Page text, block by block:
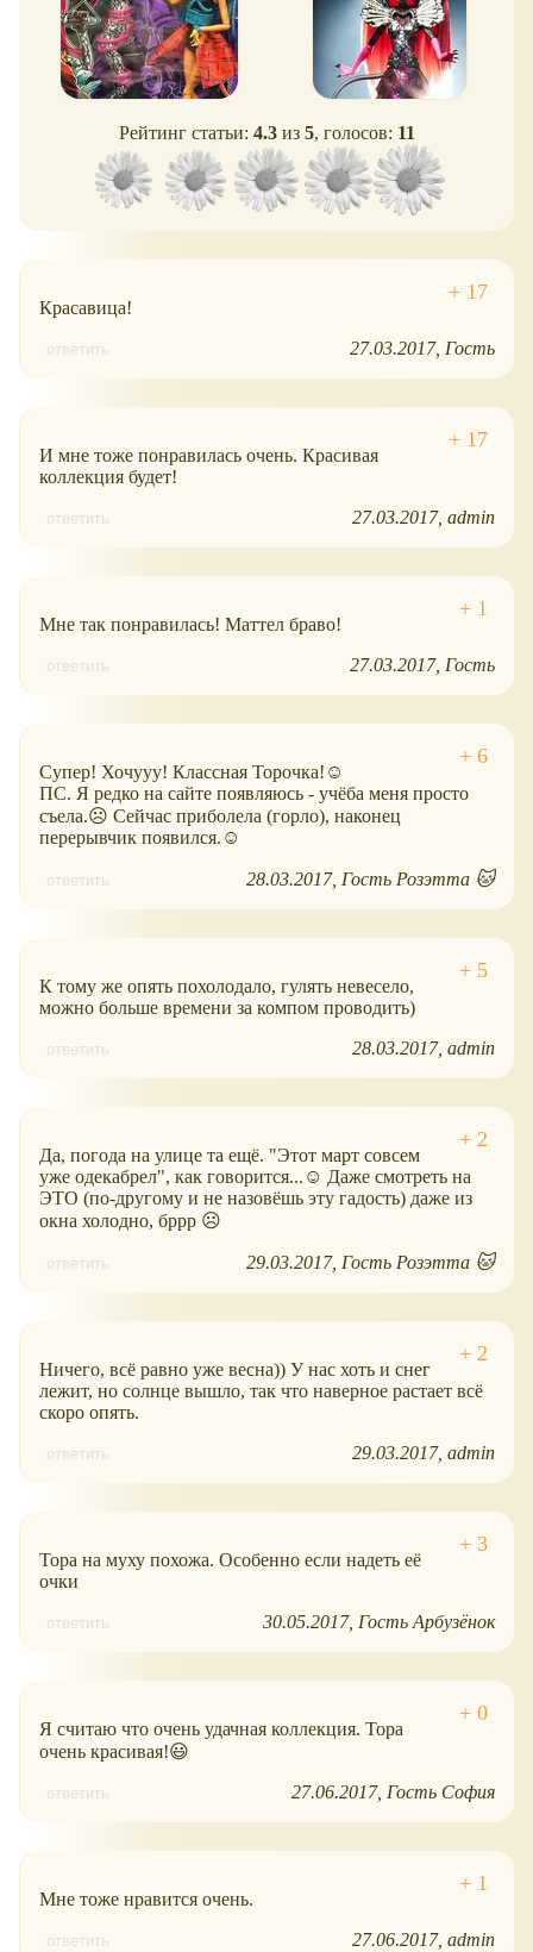
Рейтинг статьи: 4.3из 5, голосов: 11
Красавица!
ответить 27.03.2017 Гость
И мне тоже понравилась очень. Красивая
коллекция будет!
ответить 27.03.2017 admin
Мне так понравилась! Маттел браво!
ответить 27.03.2017 Гость
Супер! Хочууу! Классная Торочка!☺
ПС. Я редко на сайте появляюсь - учёба меня просто
съела.☹ Сейчас приболела (горло), наконец
перерывчик появился.☺
ответить 28.03.2017 Гость Розэтта 🐱
К тому же опять похолодало, гулять невесело,
можно больше времени за компом проводить)
ответить 28.03.2017 admin
Да, погода на улице та ещё. "Этот март совсем
уже одекабрел", как говорится...☺ Даже смотреть на
ЭТО (по-другому и не назовёшь эту гадость) даже из
окна холодно, бррр ☹
ответить 29.03.2017 Гость Розэтта 🐱
Ничего, всё равно уже весна)) У нас хоть и снег
лежит, но солнце вышло, так что наверное растает всё
скоро опять.
ответить 29.03.2017 admin
Тора на муху похожа. Особенно если надеть её
очки
ответить 30.05.2017 Гость Арбузёнок
Я считаю что очень удачная коллекция. Тора
очень красивая!😃
ответить 27.06.2017 Гость София
Мне тоже нравится очень.
ответить 27.06.2017 admin